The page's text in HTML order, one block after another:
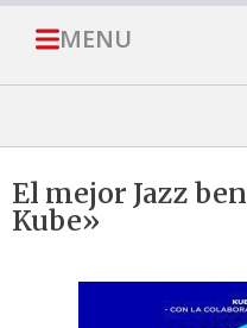
MENU
El mejor Jazz
Kube»